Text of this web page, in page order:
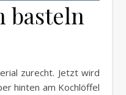
basteln
zurecht. Jetzt wird
hinten am Kochlöffel